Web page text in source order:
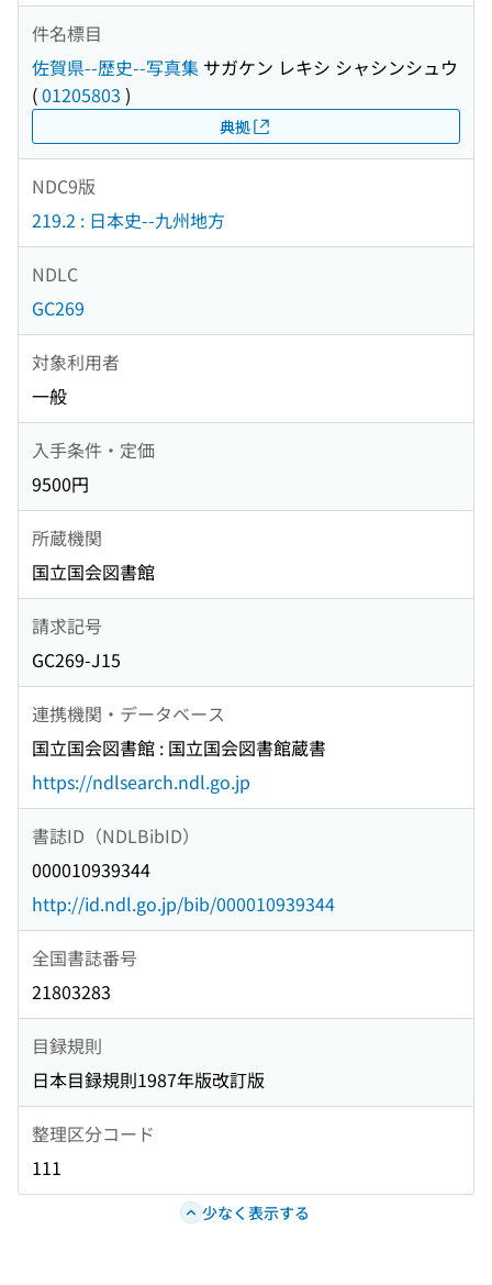
件名標目
佐賀県--歴史--写真集 サガケン レキシ シャシンシュウ
(01205803 )
典拠
NDC9版
219.2 : 日本史--九州地方
NDLC
GC269
対象利用者
一般
入手条件・定価
9500円
所蔵機関
国立国会図書館
請求記号
GC269-J15
連携機関・データベース
国立国会図書館 : 国立国会図書館蔵書
https://ndlsearch.ndl.go.jp
書誌ID（NDLBibID）
000010939344
http://id.ndl.go.jp/bib/000010939344
全国書誌番号
21803283
目録規則
日本目録規則1987年版改訂版
整理区分コード
111
少なく表示する